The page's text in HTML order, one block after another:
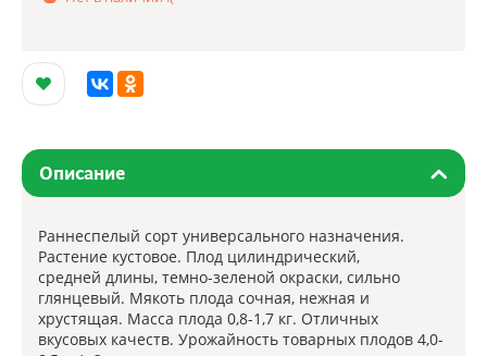
Описание
Раннеспелый сорт универсального назначения.
Растение кустовое. Плод цилиндрический,
средней длины, темно-зеленой окраски, сильно
глянцевый. Мякоть плода сочная, нежная и
хрустящая. Масса плода 0,8-1,7 кг. Отличных
вкусовых качеств. Урожайность товарных плодов 4,0-